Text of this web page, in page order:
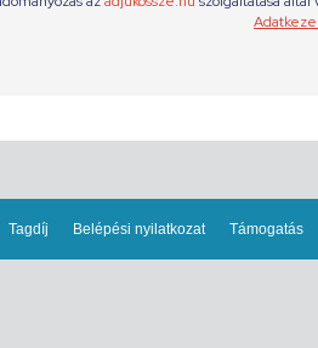
Tagdíj Belépési nyilatkozat Támogatás